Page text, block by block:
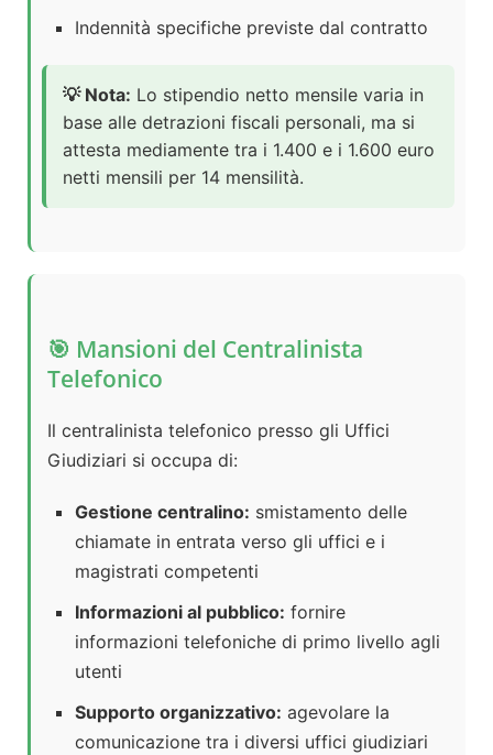
Indennità specifiche previste dal contratto
💡 Nota: Lo stipendio netto mensile varia in
base alle detrazioni fiscali personali, ma si
attesta mediamente tra i 1.400 e i 1.600 euro
netti mensili per 14 mensilità.
🎯 Mansioni del Centralinista
Telefonico
Il centralinista telefonico presso gli Uffici
Giudiziari si occupa di:
Gestione centralino: smistamento delle
chiamate in entrata verso gli uffici e i
magistrati competenti
Informazioni al pubblico: fornire
informazioni telefoniche di primo livello agli
utenti
Supporto organizzativo: agevolare la
comunicazione tra i diversi uffici giudiziari